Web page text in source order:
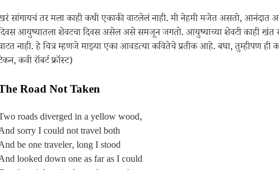
सांगायचं तर मला काही कधी एकाकी वाटलेलं नाही. मी नेहमी मजेत असतो, आनंदात
आयुष्यातला शेवटचा दिवस असेल असे समजून जगतो. आयुष्याच्या शेवटी काही खंत
नाही. हे चित्र म्हणजे माझ्या एका आवडत्या कवितेचे प्रतीक आहे. बघा, तुम्हीपण ही
कवी रॉबर्ट फ्रॉस्ट)
Road Not Taken
roads diverged in a yellow wood,
sorry I could not travel both
be one traveler, long I stood
looked down one as far as I could